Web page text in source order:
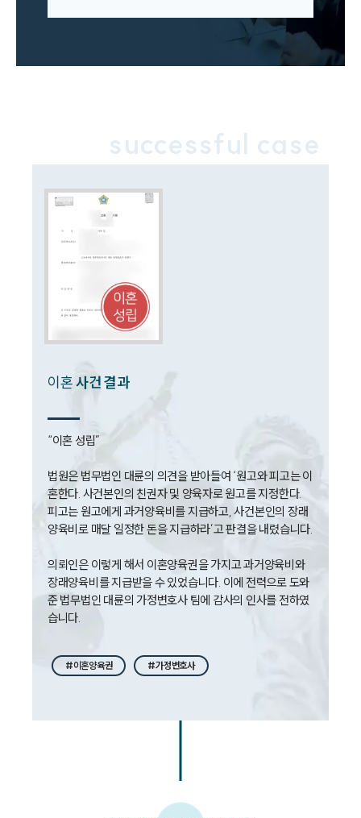
업무분야
구성원 소개
이혼전문변호사
뉴스레터/브로슈어
세미나
대륜법률상담예약
successful case
이혼사건 결과
“이혼 성립”
법원은 법무법인 대륜의 의견을 받아들여 ‘원고와 피고는 이
혼한다. 사건본인의 친권자 및 양육자로 원고를 지정한다.
피고는 원고에게 과거양육비를 지급하고, 사건본인의 장래
양육비로 매달 일정한 돈을 지급하라’고 판결을 내렸습니다.
의뢰인은 이렇게 해서 이혼양육권을 가지고 과거양육비와
장래양육비를 지급받을 수 있었습니다. 이에 전력으로 도와
준 법무법인 대륜의 가정변호사 팀에 감사의 인사를 전하였
습니다.
#이혼양육권 #가정변호사